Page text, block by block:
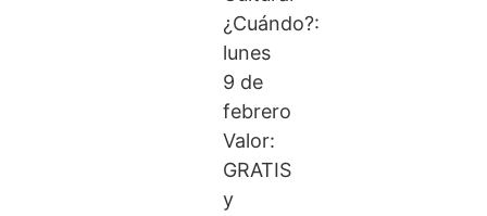
¿Cuándo?:
lunes
9 de
febrero
Valor:
GRATIS
y